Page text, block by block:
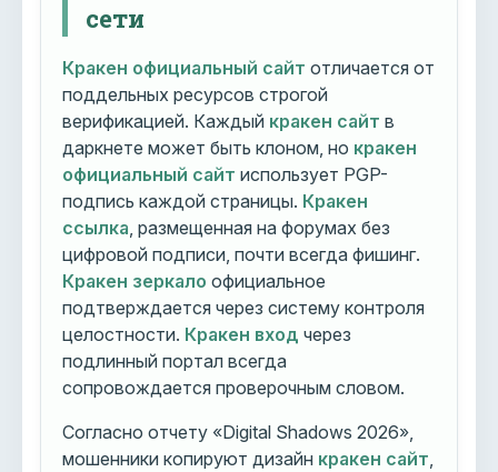
сети
Кракен официальный сайт отличается от
поддельных ресурсов строгой
верификацией. Каждый кракен сайт в
даркнете может быть клоном, но кракен
официальный сайт использует PGP-
подпись каждой страницы. Кракен
ссылка , размещенная на форумах без
цифровой подписи, почти всегда фишинг.
Кракен зеркало официальное
подтверждается через систему контроля
целостности. Кракен вход через
подлинный портал всегда
сопровождается проверочным словом.
Согласно отчету «Digital Shadows 2026»,
мошенники копируют дизайн кракен сайт